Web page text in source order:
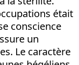
était
conscience
un
Le caractère